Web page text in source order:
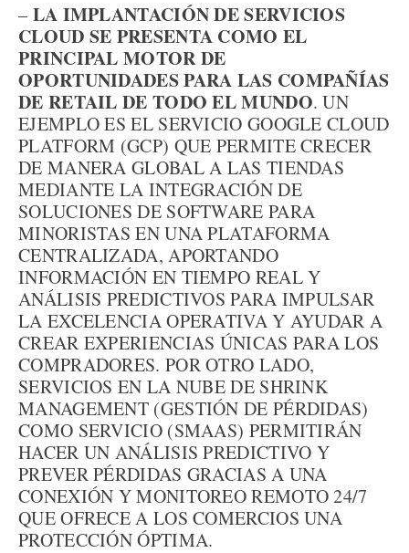
– LA IMPLANTACIÓN DE SERVICIOS
CLOUD SE PRESENTA COMO EL
PRINCIPAL MOTOR DE
OPORTUNIDADES PARA LAS COMPAÑÍAS
DE RETAIL DE TODO EL MUNDO. UN
EJEMPLO ES EL SERVICIO GOOGLE CLOUD
PLATFORM (GCP) QUE PERMITE CRECER
DE MANERA GLOBAL A LAS TIENDAS
MEDIANTE LA INTEGRACIÓN DE
SOLUCIONES DE SOFTWARE PARA
MINORISTAS EN UNA PLATAFORMA
CENTRALIZADA, APORTANDO
INFORMACIÓN EN TIEMPO REAL Y
ANÁLISIS PREDICTIVOS PARA IMPULSAR
LA EXCELENCIA OPERATIVA Y AYUDAR A
CREAR EXPERIENCIAS ÚNICAS PARA LOS
COMPRADORES. POR OTRO LADO,
SERVICIOS EN LA NUBE DE SHRINK
MANAGEMENT (GESTIÓN DE PÉRDIDAS)
COMO SERVICIO (SMAAS) PERMITIRÁN
HACER UN ANÁLISIS PREDICTIVO Y
PREVER PÉRDIDAS GRACIAS A UNA
CONEXIÓN Y MONITOREO REMOTO 24/7
QUE OFRECE A LOS COMERCIOS UNA
PROTECCIÓN ÓPTIMA.